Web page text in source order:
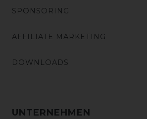
SPONSORING
AFFILIATE MARKETING
DOWNLOADS
UNTERNEHMEN